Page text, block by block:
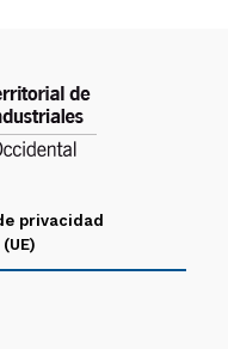
privacidad